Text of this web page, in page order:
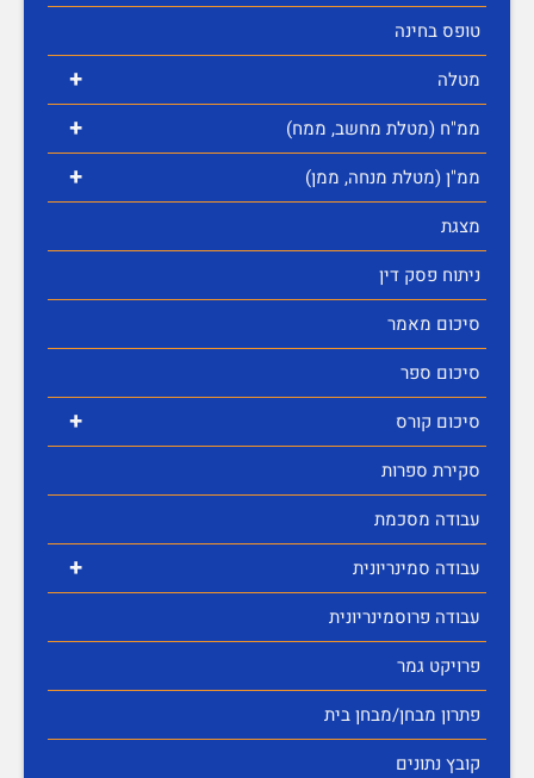
טופס בחינה
+ מטלה
+ ממ"ח (מטלת מחשב, ממח)
+
ממ"ן (מטלת מנחה, ממן)
מצגת
ניתוח פסק דין
סיכום מאמר
סיכום ספר
+
סיכום קורס
סקירת ספרות
עבודה מסכמת
+
עבודה סמינריונית
עבודה פרוסמינריונית
פרויקט גמר
פתרון מבחן/מבחן בית
קובץ נתונים